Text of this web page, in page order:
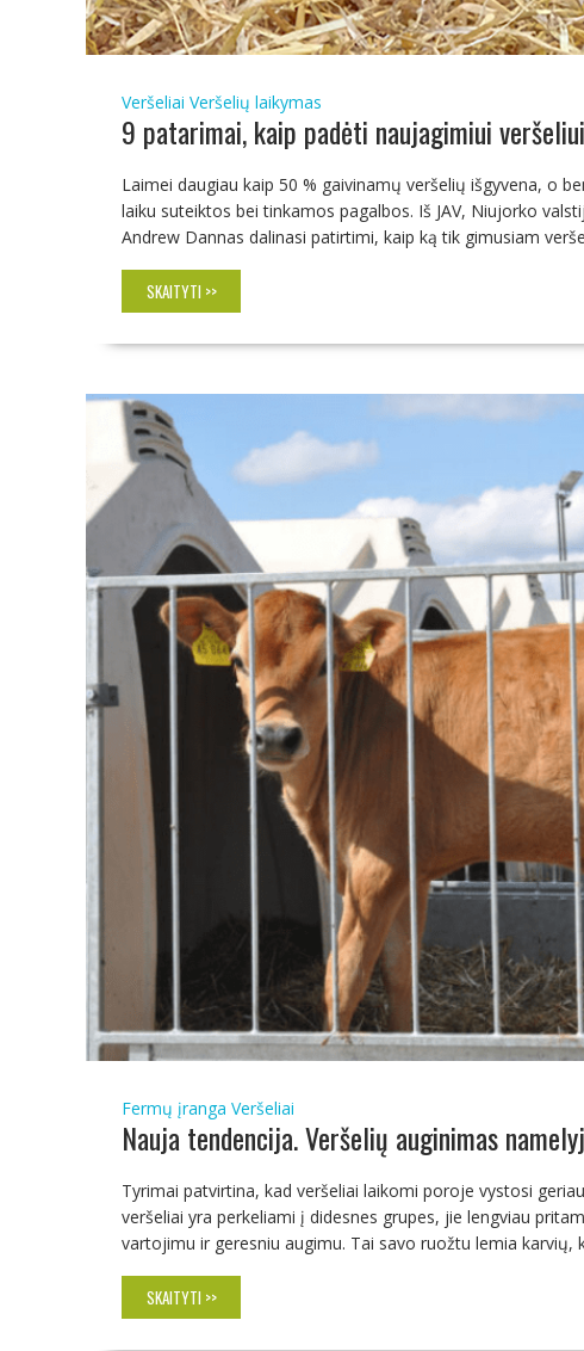
Veršeliai Veršelių laikymas
9 patarimai, kaip padėti naujagimiui
Laimei daugiau kaip 50 % gaivinamų veršelių išgyvena, o
laiku suteiktos bei tinkamos pagalbos. Iš JAV, Niujorko
Andrew Dannas dalinasi patirtimi, kaip ką tik gimusiam
SKAITYTI >>
Fermų įranga Veršeliai
Nauja tendencija. Veršelių auginimas
Tyrimai patvirtina, kad veršeliai laikomi poroje vystosi
veršeliai yra perkeliami į didesnes grupes, jie lengviau
vartojimu ir geresniu augimu. Tai savo ruožtu lemia karvių,
SKAITYTI >>